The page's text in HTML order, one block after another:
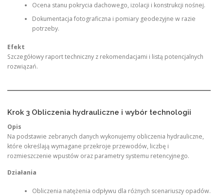
Ocena stanu pokrycia dachowego, izolacji i konstrukcji nośnej.
Dokumentacja fotograficzna i pomiary geodezyjne w razie
potrzeby.
Efekt
Szczegółowy raport techniczny z rekomendacjami i listą potencjalnych
rozwiązań.
Krok 3 Obliczenia hydrauliczne i wybór technologii
Opis
Na podstawie zebranych danych wykonujemy obliczenia hydrauliczne,
które określają wymagane przekroje przewodów, liczbę i
rozmieszczenie wpustów oraz parametry systemu retencyjnego.
Działania
Obliczenia natężenia odpływu dla różnych scenariuszy opadów.